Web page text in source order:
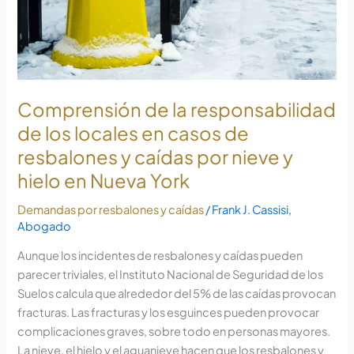
Comprensión de la responsabilidad
de los locales en casos de
resbalones y caídas por nieve y
hielo en Nueva York
Demandas por resbalones y caídas/Frank J. Cassisi,
Abogado
Aunque los incidentes de resbalones y caídas pueden
parecer triviales, el Instituto Nacional de Seguridad de los
Suelos calcula que alrededor del 5% de las caídas provocan
fracturas. Las fracturas y los esguinces pueden provocar
complicaciones graves, sobre todo en personas mayores.
La nieve, el hielo y el aguanieve hacen que los resbalones y
casos
de
resbalones
caídas
por
nieve
y
hielo
Nueva